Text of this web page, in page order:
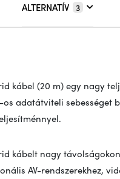
ALTERNATÍV 3
kábel (20 m) egy nagy
adatátviteli sebességet
kábelt nagy
AV-rendszerekhez,